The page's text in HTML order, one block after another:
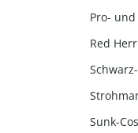
Pro-
Red
Sunk-